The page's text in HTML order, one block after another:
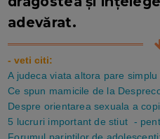
adevărat.
- veti citi:
A judeca viata altora pare
Ce spun mamicile de la
Despre orientarea sexuala a
5 lucruri important de stiut -